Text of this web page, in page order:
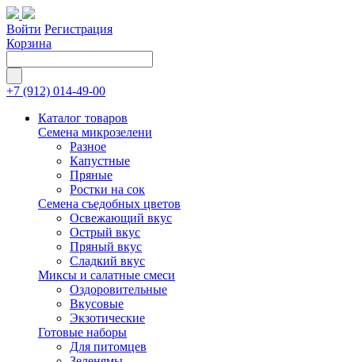
Войти Регистрация
Корзина
+7 (912) 014-49-00
Каталог товаров
Семена микрозелени
Разное
Капустные
Пряные
Ростки на сок
Семена съедобных цветов
Освежающий вкус
Острый вкус
Пряный вкус
Сладкий вкус
Миксы и салатные смеси
Оздоровительные
Вкусовые
Экзотические
Готовые наборы
Для питомцев